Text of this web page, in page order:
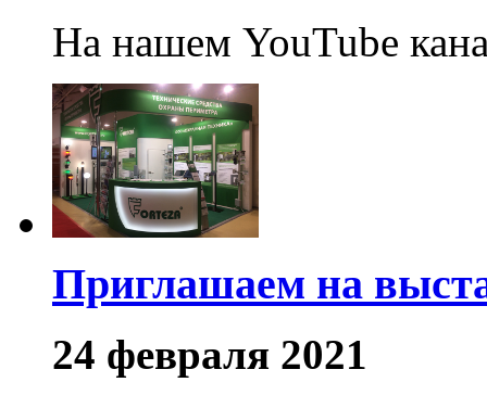
На нашем YouTube
Приглашаем на
24 февраля 2021